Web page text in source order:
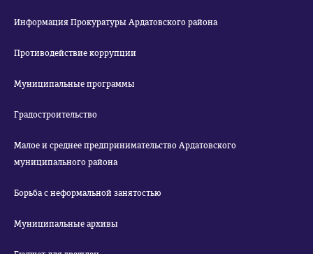
Информация Прокуратуры Ардатовского района
Противодействие коррупции
Муниципальные программы
Градостроительство
Малое и среднее предпринимательство Ардатовского
муниципального района
Борьба с неформальной занятостью
Муниципальные архивы